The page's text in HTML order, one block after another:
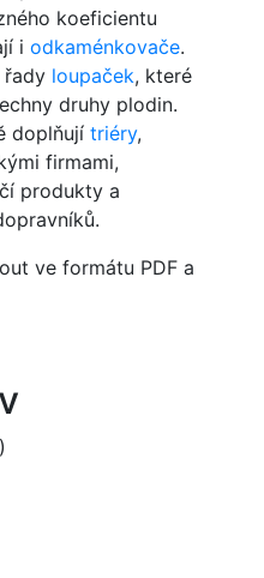
koeficientu
i odkaménkovače.
řady loupaček, které
druhy plodin.
doplňují triéry,
firmami,
produkty a
ve formátu PDF a